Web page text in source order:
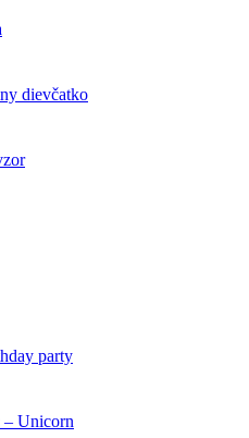
dievčatko
party
– Unicorn